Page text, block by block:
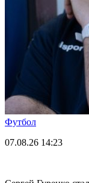
Футбол
07.08.26 14:23